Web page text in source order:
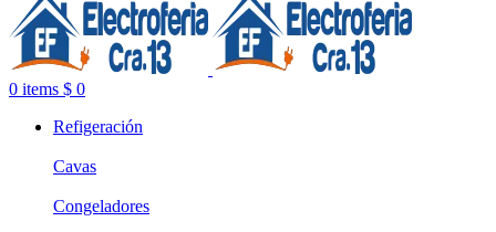
0 items $ 0
Refigeración
Cavas
Congeladores